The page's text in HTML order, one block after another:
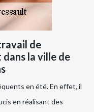
de
la ville de
en été. En effet, il
en réalisant des